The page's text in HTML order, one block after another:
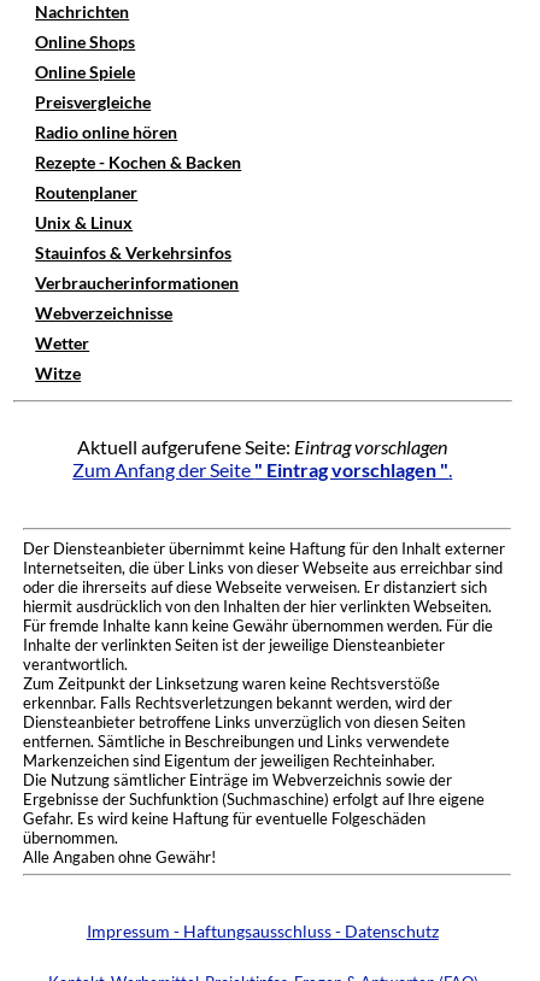
Nachrichten
Online Shops
Online Spiele
Preisvergleiche
Radio online hören
Rezepte - Kochen & Backen
Routenplaner
Unix & Linux
Stauinfos & Verkehrsinfos
Verbraucherinformationen
Webverzeichnisse
Wetter
Witze
Aktuell aufgerufene Seite: Eintrag vorschlagen
Zum Anfang der Seite " Eintrag vorschlagen ".
Der Diensteanbieter übernimmt keine Haftung für den Inhalt externer
Internetseiten, die über Links von dieser Webseite aus erreichbar sind
oder die ihrerseits auf diese Webseite verweisen. Er distanziert sich
hiermit ausdrücklich von den Inhalten der hier verlinkten Webseiten.
Für fremde Inhalte kann keine Gewähr übernommen werden. Für die
Inhalte der verlinkten Seiten ist der jeweilige Diensteanbieter
verantwortlich.
Zum Zeitpunkt der Linksetzung waren keine Rechtsverstöße
erkennbar. Falls Rechtsverletzungen bekannt werden, wird der
Diensteanbieter betroffene Links unverzüglich von diesen Seiten
entfernen. Sämtliche in Beschreibungen und Links verwendete
Markenzeichen sind Eigentum der jeweiligen Rechteinhaber.
Die Nutzung sämtlicher Einträge im Webverzeichnis sowie der
Ergebnisse der Suchfunktion (Suchmaschine) erfolgt auf Ihre eigene
Gefahr. Es wird keine Haftung für eventuelle Folgeschäden
übernommen.
Alle Angaben ohne Gewähr!
Impressum - Haftungsausschluss - Datenschutz